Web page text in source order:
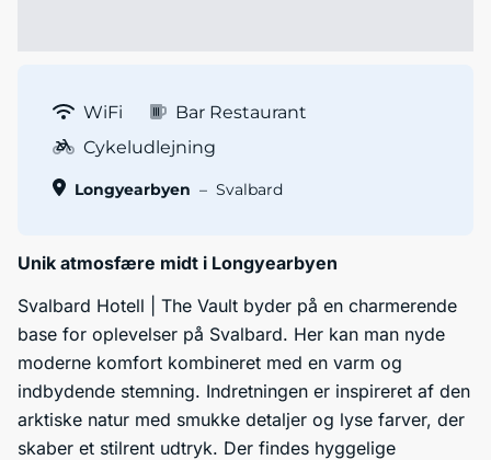
WiFi
Bar Restaurant
Cykeludlejning
Longyearbyen – Svalbard
Unik atmosfære midt i Longyearbyen
Svalbard Hotell | The Vault byder på en charmerende
base for oplevelser på Svalbard. Her kan man nyde
moderne komfort kombineret med en varm og
indbydende stemning. Indretningen er inspireret af den
arktiske natur med smukke detaljer og lyse farver, der
skaber et stilrent udtryk. Der findes hyggelige